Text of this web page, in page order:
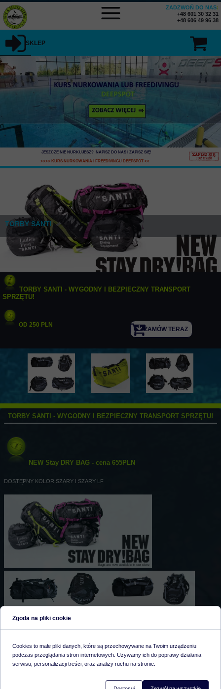
SKLEP
ZADZWOŃ DO NAS:
+48 601 30 32 31
+48 606 49 96 38
JESZCZE NIE NURKUJESZ? NAPISZ DO NAS I ZAPISZ SIĘ!
>>>> KURS NURKOWANIA I FREEDIVINGU DEEPSPOT<<
ZAMÓW TERAZ
SKLEP MENU
TORBY SANTI
TORBY SANTI - WYGODNY I BEZPIECZNY TRANSPORT SPRZĘTU!
NEW Stay DRY BAG - cena 655PLN
DOSTĘPNY KOLOR SZARY I SZARY LF
TORBY SANTI - WYGODNY I BEZPIECZNY TRANSPORT
SPRZĘTU!
OD 250 PLN
Zgoda na pliki cookie
Cookies to małe pliki danych, które są przechowywane na Twoim urządzeniu
podczas przeglądania stron internetowych. Używamy ich do poprawy działania
serwisu, personalizacji treści, oraz analizy ruchu na stronie.